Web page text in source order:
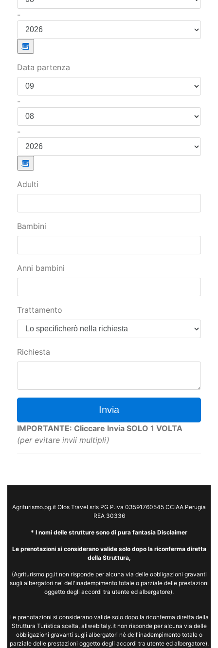
-
Data partenza
-
-
Adulti
Bambini
Anni bambini
Trattamento
Richiesta
Invia
IMPORTANTE: Cliccare Invia SOLO 1 VOLTA
(per evitare invii multipli)
Agriturismo.pg.it Olos Travel srls PG P.iva 03591760545 CCIAA Perugia
REA 30336
* I nomi delle strutture sono di pura fantasia Disclaimer
Le prenotazioni si considerano valide solo dopo la riconferma diretta
della Struttura,
(Agriturismo.pg.it non risponde per alcuna via delle obbligazioni gravanti
sugli albergatori ne' dell'inadempimento totale o parziale delle prestazioni
oggetto degli accordi tra utente ed albergatore).
Le prenotazioni si considerano valide solo dopo la riconferma diretta della
Struttura Turistica scelta, allwebitaly.it non risponde per alcuna via delle
obbligazioni gravanti sugli albergatori né dell'inadempimento totale o
parziale delle prestazioni oggetto degli accordi tra utente ed albergatore).